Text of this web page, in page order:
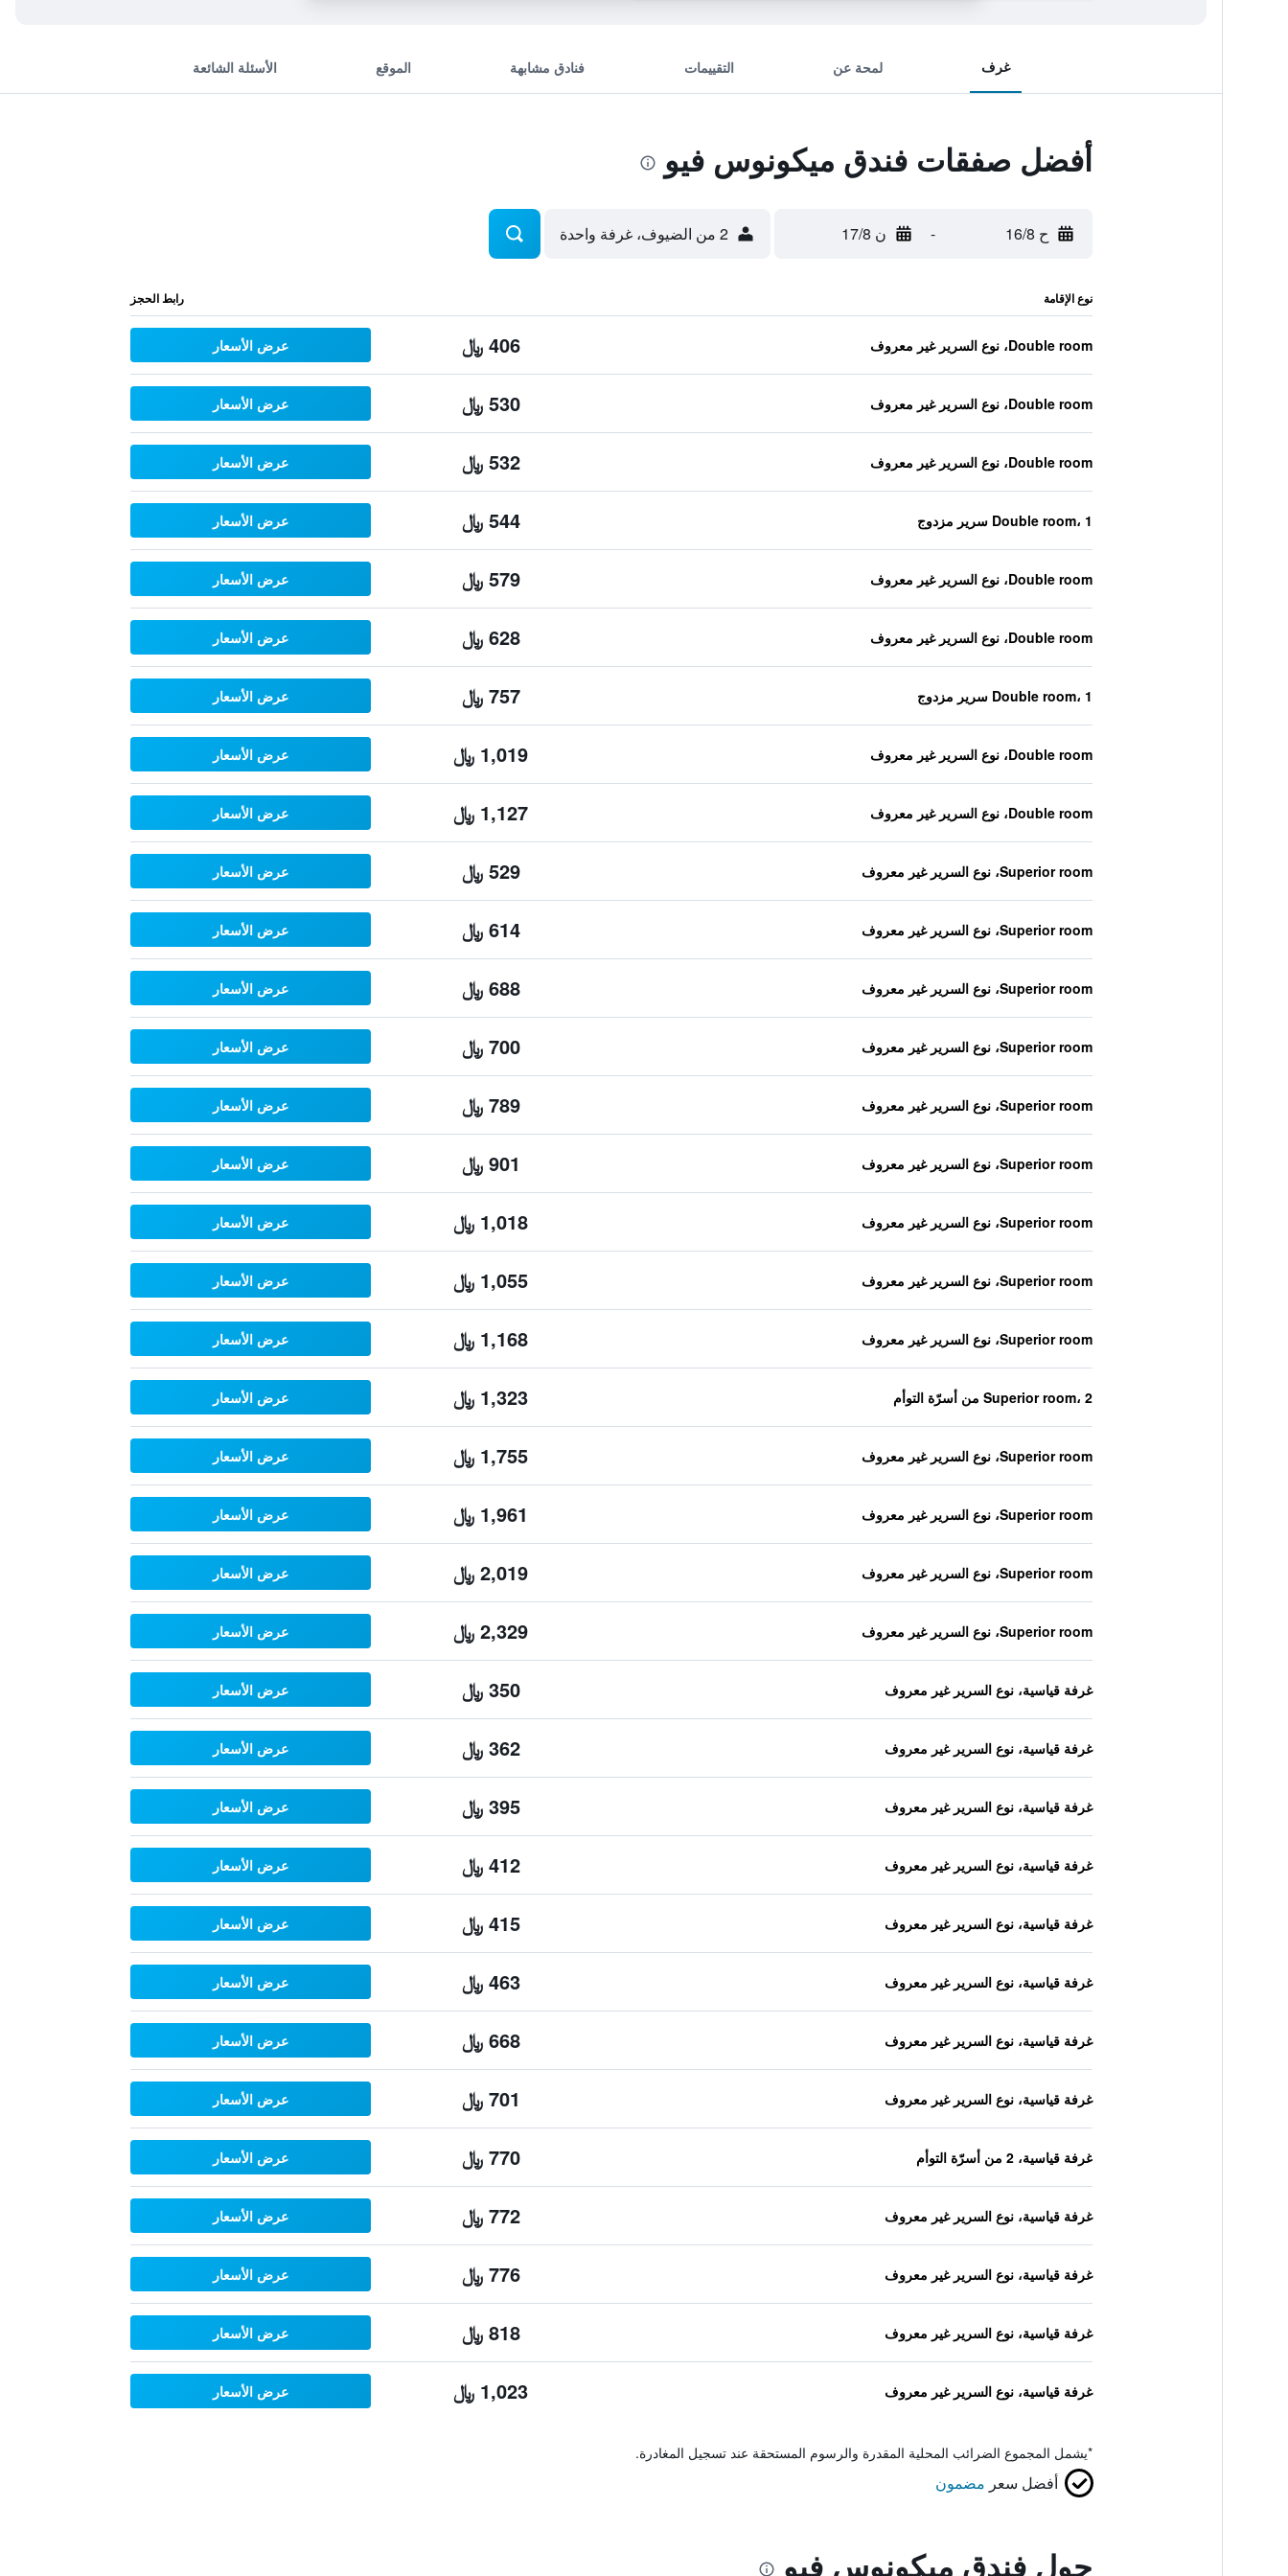
غرف لمحة عن التقييمات فنادق مشابهة الموقع الأسئلة الشائعة
أفضل صفقات فندق ميكونوس فيو
ح 16/8 - ن 17/8 2 من الضيوف، غرفة واحدة
نوع الإقامة رابط الحجز
Double room، نوع السرير غير معروف 406 ﷼ عرض الأسعار
Double room، نوع السرير غير معروف 530 ﷼ عرض الأسعار
Double room، نوع السرير غير معروف 532 ﷼ عرض الأسعار
Double room، 1 سرير مزدوج 544 ﷼ عرض الأسعار
Double room، نوع السرير غير معروف 579 ﷼ عرض الأسعار
Double room، نوع السرير غير معروف 628 ﷼ عرض الأسعار
Double room، 1 سرير مزدوج 757 ﷼ عرض الأسعار
Double room، نوع السرير غير معروف 1,019 ﷼ عرض الأسعار
Double room، نوع السرير غير معروف 1,127 ﷼ عرض الأسعار
Superior room، نوع السرير غير معروف 529 ﷼ عرض الأسعار
Superior room، نوع السرير غير معروف 614 ﷼ عرض الأسعار
Superior room، نوع السرير غير معروف 688 ﷼ عرض الأسعار
Superior room، نوع السرير غير معروف 700 ﷼ عرض الأسعار
Superior room، نوع السرير غير معروف 789 ﷼ عرض الأسعار
Superior room، نوع السرير غير معروف 901 ﷼ عرض الأسعار
Superior room، نوع السرير غير معروف 1,018 ﷼ عرض الأسعار
Superior room، نوع السرير غير معروف 1,055 ﷼ عرض الأسعار
Superior room، نوع السرير غير معروف 1,168 ﷼ عرض الأسعار
Superior room، 2 من أسرّة التوأم 1,323 ﷼ عرض الأسعار
Superior room، نوع السرير غير معروف 1,755 ﷼ عرض الأسعار
Superior room، نوع السرير غير معروف 1,961 ﷼ عرض الأسعار
Superior room، نوع السرير غير معروف 2,019 ﷼ عرض الأسعار
Superior room، نوع السرير غير معروف 2,329 ﷼ عرض الأسعار
غرفة قياسية، نوع السرير غير معروف 350 ﷼ عرض الأسعار
غرفة قياسية، نوع السرير غير معروف 362 ﷼ عرض الأسعار
غرفة قياسية، نوع السرير غير معروف 395 ﷼ عرض الأسعار
غرفة قياسية، نوع السرير غير معروف 412 ﷼ عرض الأسعار
غرفة قياسية، نوع السرير غير معروف 415 ﷼ عرض الأسعار
غرفة قياسية، نوع السرير غير معروف 463 ﷼ عرض الأسعار
غرفة قياسية، نوع السرير غير معروف 668 ﷼ عرض الأسعار
غرفة قياسية، نوع السرير غير معروف 701 ﷼ عرض الأسعار
غرفة قياسية، 2 من أسرّة التوأم 770 ﷼ عرض الأسعار
غرفة قياسية، نوع السرير غير معروف 772 ﷼ عرض الأسعار
غرفة قياسية، نوع السرير غير معروف 776 ﷼ عرض الأسعار
غرفة قياسية، نوع السرير غير معروف 818 ﷼ عرض الأسعار
غرفة قياسية، نوع السرير غير معروف 1,023 ﷼ عرض الأسعار
*يشمل المجموع الضرائب المحلية المقدرة والرسوم المستحقة عند تسجيل المغادرة.
أفضل سعر مضمون
حول فندق ميكونوس فيو